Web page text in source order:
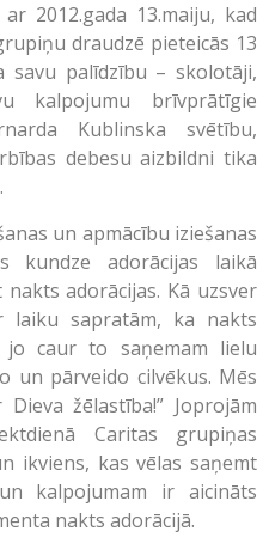
2012.gada 13.maiju, kad
draudzē pieteicās 13
savu palīdzību – skolotāji,
kalpojumu brīvprātīgie
Kublinska svētību,
debesu aizbildni tika
un apmācību iziešanas
kundze adorācijas laikā
adorācijas. Kā uzsver
laiku sapratām, ka nakts
caur to saņemam lielu
un pārveido cilvēkus. Mēs
žēlastība!” Joprojām
Caritas grupiņas
ikviens, kas vēlas saņemt
kalpojumam ir aicināts
nakts adorācijā.